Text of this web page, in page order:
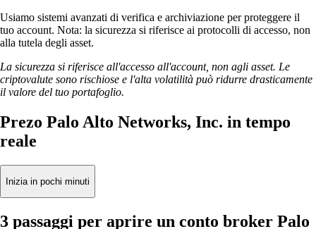
Usiamo sistemi avanzati di verifica e archiviazione per proteggere il
tuo account. Nota: la sicurezza si riferisce ai protocolli di accesso, non
alla tutela degli asset.
La sicurezza si riferisce all'accesso all'account, non agli asset. Le
criptovalute sono rischiose e l'alta volatilità può ridurre drasticamente
il valore del tuo portafoglio.
Prezo Palo Alto Networks, Inc. in tempo
reale
Inizia in pochi minuti
3 passaggi per aprire un conto broker Palo